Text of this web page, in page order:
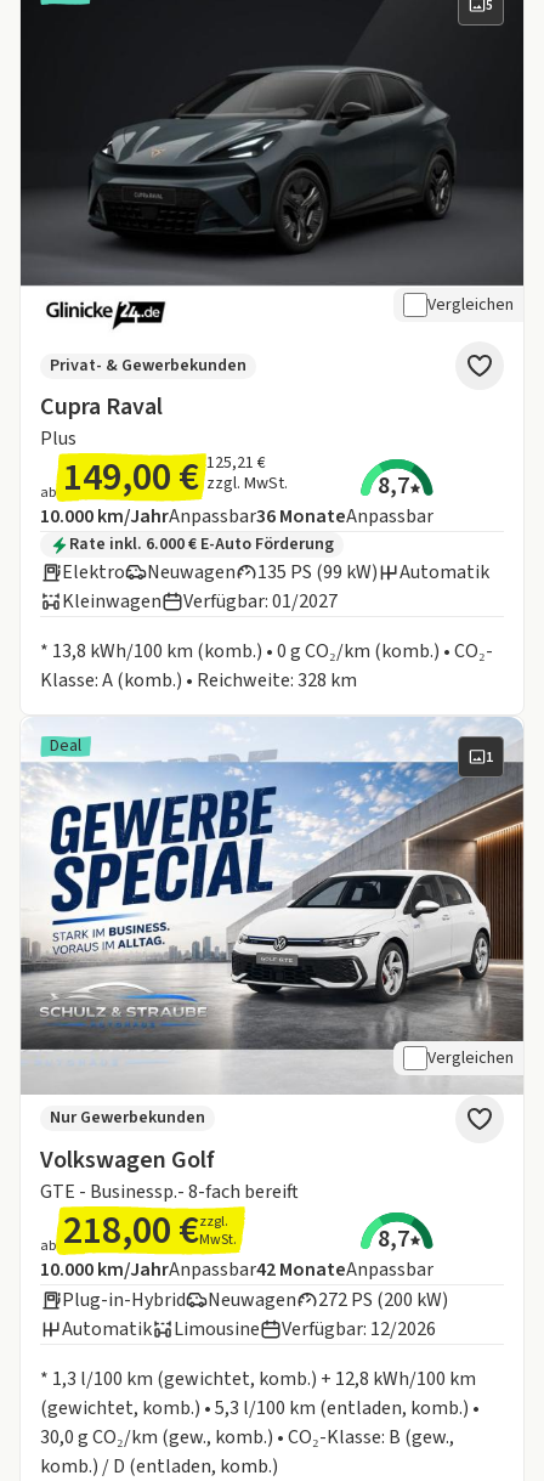
5
Vergleichen
Cupra Raval
Plus
Privat- & Gewerbekunden
ab 149,00 € 125,21 €
zzgl. MwSt.
8,7
Angebotsdetails:
Inklusive Laufleistung
10.000 km/JahrAnpassbarLaufzeit
36MonateAnpassbar
Zusätzliche Fahrzeuginformationen:
Rate inkl. 6.000 € E-Auto Förderung
Elektro Neuwagen 135 PS (99 kW)
Automatik
Kleinwagen
Verfügbar: 01/2027
* 13,8 kWh/100 km (komb.) • 0 g CO₂/km (komb.) • CO₂-
Klasse: A (komb.) • Reichweite: 328 km
1
Deal
Vergleichen
Volkswagen Golf
GTE - Businessp.- 8-fach bereift
Nur Gewerbekunden
ab 218,00 €zzgl.
MwSt.
8,7
Angebotsdetails:
Inklusive Laufleistung
10.000 km/JahrAnpassbarLaufzeit
42MonateAnpassbar
Plug-in-Hybrid
Neuwagen
272 PS (200 kW)
Automatik
Limousine
Verfügbar: 12/2026
* 1,3 l/100 km (gewichtet, komb.) + 12,8 kWh/100 km
(gewichtet, komb.) • 5,3 l/100 km (entladen, komb.) •
30,0 g CO₂/km (gew., komb.) • CO₂-Klasse: B (gew.,
komb.) / D (entladen, komb.)